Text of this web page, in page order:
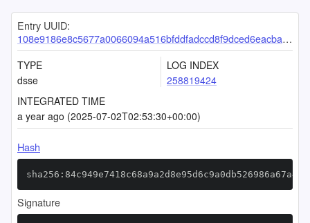
Entry UUID:
108e9186e8c5677a0066094a516bfddfadccd8f9dced6eacba139ad39e5885da92bc7a7a0350ed9c
TYPE
dsse
LOG INDEX
258819424
INTEGRATED TIME
a year ago (2025-07-02T02:53:30+00:00)
Hash
Signature